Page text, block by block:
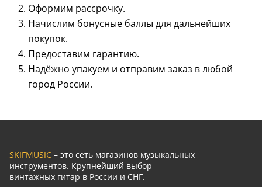
Оформим рассрочку.
Начислим бонусные баллы для дальнейших
покупок.
Предоставим гарантию.
Надёжно упакуем и отправим заказ в любой
город России.
SKIFMUSIC – это сеть магазинов музыкальных
инструментов. Крупнейший выбор
винтажных гитар в России и СНГ.